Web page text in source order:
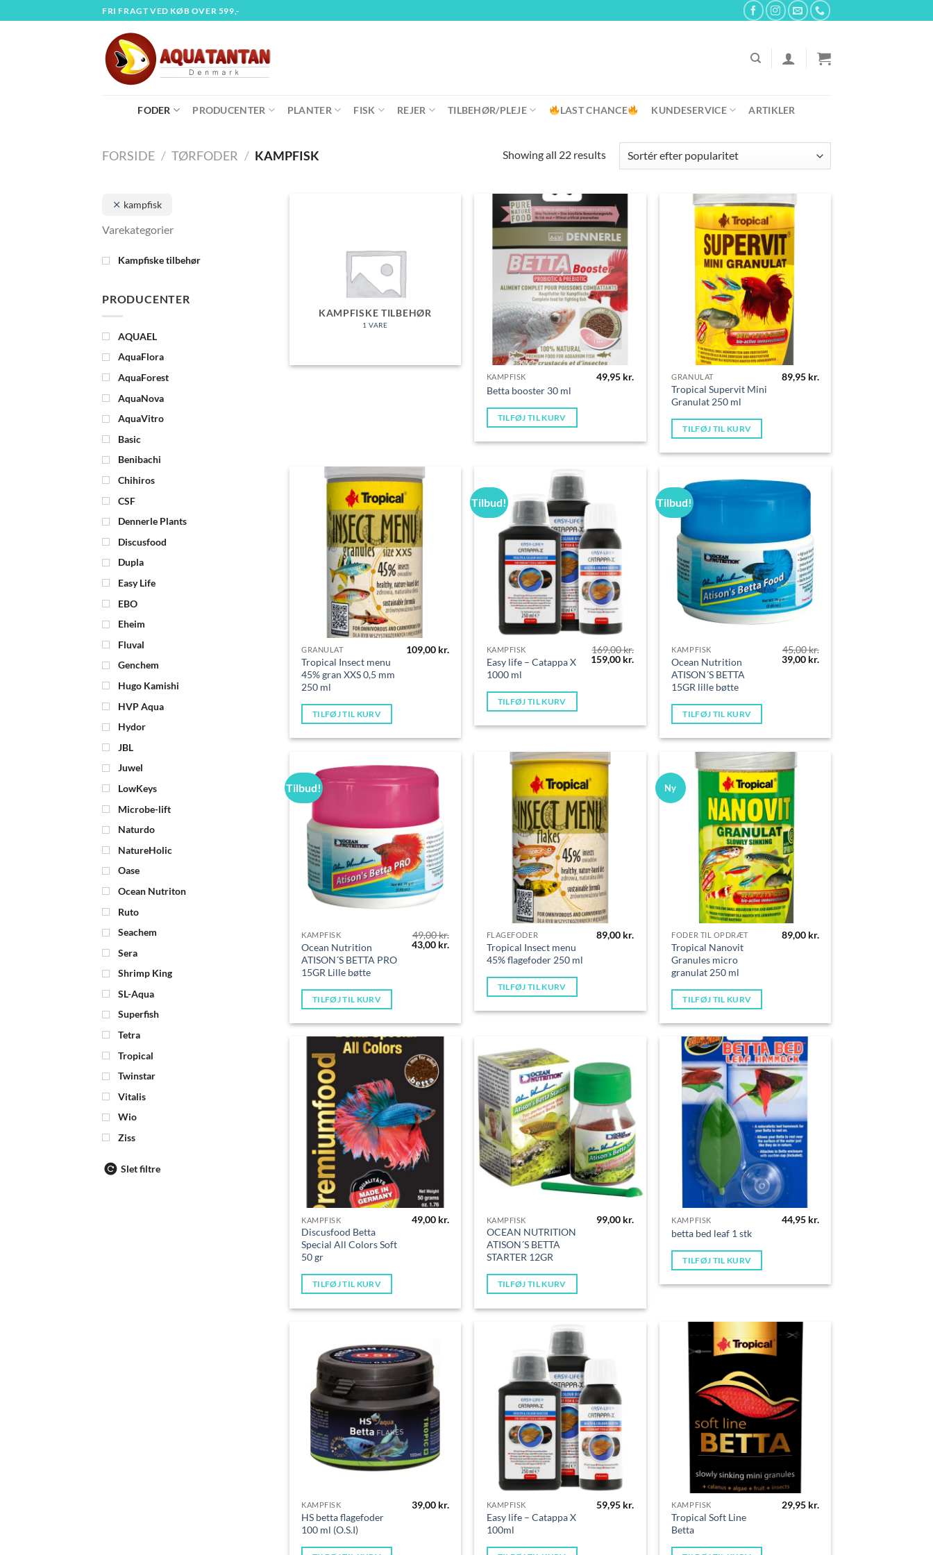
til
FRI FRAGT VED KØB OVER 599,-
FODER PRODUCENTER PLANTER FISK REJER TILBEHØR/PLEJE LAST CHANCE KUNDESERVICE ARTIKLER
FORSIDE / TØRFODER / KAMPFISK Showing all 22 results
kampfisk
Kampfiske tilbehør
PRODUCENTER
AQUAEL
AquaFlora
AquaForest
AquaNova
AquaVitro
Basic
Benibachi
Chihiros
CSF
Dennerle Plants
Discusfood
Dupla
Easy Life
EBO
Eheim
Fluval
Genchem
Hugo Kamishi
HVP Aqua
Hydor
JBL
Juwel
LowKeys
Microbe-lift
Naturdo
NatureHolic
Oase
Ocean Nutriton
Ruto
Seachem
Sera
Shrimp King
SL-Aqua
Superfish
Tetra
Tropical
Twinstar
Vitalis
Wio
Ziss
Slet filtre
KAMPFISKE TILBEHØR
1 VARE
KAMPFISK
Betta booster 30 ml
49,95 kr.
TILFØJ TIL KURV
GRANULAT
Tropical Supervit Mini
Granulat 250 ml
89,95 kr.
TILFØJ TIL KURV
GRANULAT
Tropical Insect menu
45% gran XXS 0,5 mm
250 ml
109,00 kr.
TILFØJ TIL KURV
Tilbud!
KAMPFISK
Easy life – Catappa X
1000 ml
169,00kr.
Den
oprindelige
159,00 kr.
TILFØJ TIL KURV
Tilbud!
KAMPFISK
Ocean Nutrition
ATISON´S BETTA
15GR lille bøtte
45,00kr.
Den
oprindelige
39,00 kr.
TILFØJ TIL KURV
Tilbud!
KAMPFISK
Ocean Nutrition
ATISON´S BETTA PRO
15GR Lille bøtte
49,00kr.
Den
oprindelige
43,00 kr.
TILFØJ TIL KURV
FLAGEFODER
Tropical Insect menu
45% flagefoder 250 ml
89,00 kr.
TILFØJ TIL KURV
Ny
FODER TIL OPDRÆT
Tropical Nanovit
Granules micro
granulat 250 ml
89,00 kr.
TILFØJ TIL KURV
KAMPFISK
Discusfood Betta
Special All Colors Soft
50 gr
49,00 kr.
TILFØJ TIL KURV
KAMPFISK
OCEAN NUTRITION
ATISON´S BETTA
STARTER 12GR
99,00 kr.
TILFØJ TIL KURV
KAMPFISK
betta bed leaf 1 stk
44,95 kr.
TILFØJ TIL KURV
KAMPFISK
HS betta flagefoder
100 ml (O.S.I)
39,00 kr. KAMPFISK
Easy life – Catappa X
100ml
59,95 kr. KAMPFISK
Tropical Soft Line
Betta
29,95 kr.